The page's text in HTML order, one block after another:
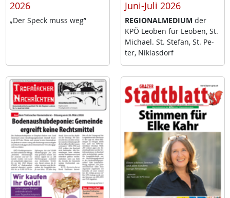
2026
„Der Speck muss weg”
Juni-Juli 2026
RE­GIO­NAL­ME­DI­UM der
KPÖ Leo­ben für Leo­ben, St.
Mi­cha­el. St. Ste­fan, St. Pe­
ter, Niklas­dorf